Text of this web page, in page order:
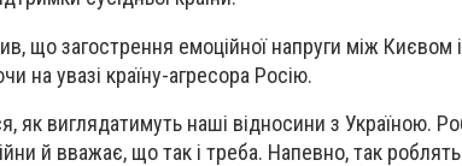
щозагострення емоційної напруги між
на увазі країну-агресора Росію.
як виглядатимуть наші відносини з Україною.
й вважає, що так і треба. Напевно, так роблять